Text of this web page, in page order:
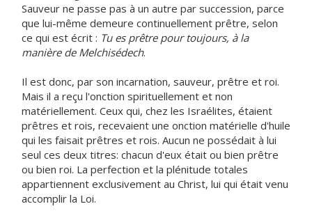
Sauveur ne passe pas à un autre par succession, parce
que lui-même demeure continuellement prêtre, selon
ce qui est écrit : Tu es prêtre pour toujours, à la
manière de Melchisédech.
Il est donc, par son incarnation, sauveur, prêtre et roi.
Mais il a reçu l'onction spirituellement et non
matériellement. Ceux qui, chez les Israélites, étaient
prêtres et rois, recevaient une onction matérielle d'huile
qui les faisait prêtres et rois. Aucun ne possédait à lui
seul ces deux titres: chacun d'eux était ou bien prêtre
ou bien roi. La perfection et la plénitude totales
appartiennent exclusivement au Christ, lui qui était venu
accomplir la Loi.